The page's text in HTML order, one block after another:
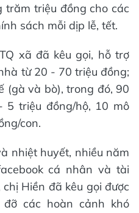
trăm triệu đồng cho các
sách mỗi dịp lễ, tết.
xã đã kêu gọi, hỗ trợ
từ 20 - 70 triệu đồng;
(gà và bò), trong đó, 90
triệu đồng/hộ, 10 mô
con.
nhiệt huyết, nhiều năm
cá nhân và tài
Hiền đã kêu gọi được
các hoàn cảnh khó